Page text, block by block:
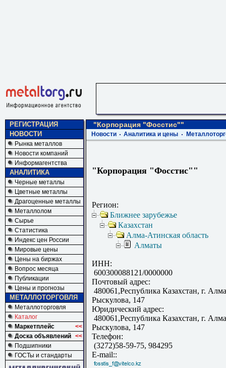
РЕГИСТРАЦИЯ
НОВОСТИ
Рынка металлов
Новости компаний
Информагентства
АНАЛИТИКА
Черные металлы
Цветные металлы
Драгоценные металлы
Металлолом
Сырье
Статистика
Индекс цен России
Мировые цены
Цены на биржах
Вопрос месяца
Публикации
Цены и прогнозы
МЕТАЛЛОТОРГОВЛЯ
Металлоторговля
Каталог
Маркетплейс
<<
Доска объявлений <<
Подшипники
ГОСТы и стандарты
"Корпорация "Фосстис""
Новости Аналитика и цены
"Корпорация "Фосстис""
Регион:
Ближнее зарубежье
Казахстан
Алма-Атинская область
Алматы
ИНН:
600300088121/0000000
Почтовый адрес:
480061,Республика Казахстан, г.
Рыскулова, 147
Юридический адрес:
480061,Республика Казахстан, г.
Рыскулова, 147
Телефон:
(3272)58-59-75, 984295
E-mail::